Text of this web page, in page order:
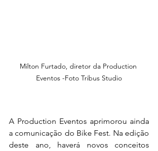
Milton Furtado, diretor da Production
Eventos -Foto Tribus Studio
A Production Eventos aprimorou ainda
a comunicação do Bike Fest. Na edição
deste ano, haverá novos conceitos